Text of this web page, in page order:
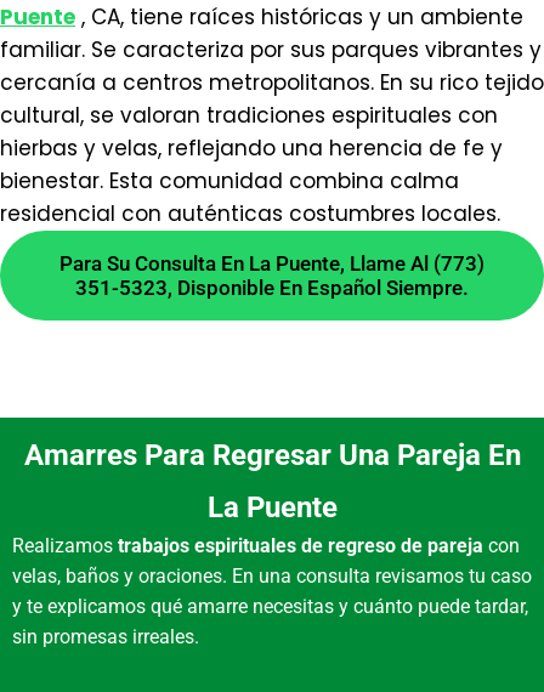
Limpia el área físicamente, ventila y enfoca tu
intención. Puedes usar elementos como palo
santo o incienso de mirra para purificar el
ambiente antes de comenzar.
¿Cuál es el tiempo de un
trabajo espiritual en La
Puente?
explica un marco realista, evitando promesas
de resultados instantáneos.
¿Realizan Amarres De Amor
En La Puente?
Sí, ofrecemos consultas y guía para estos
Puente , CA, tiene raíces históricas y un ambiente
familiar. Se caracteriza por sus parques vibrantes y
cercanía a centros metropolitanos. En su rico tejido
cultural, se valoran tradiciones espirituales con
hierbas y velas, reflejando una herencia de fe y
bienestar. Esta comunidad combina calma
residencial con auténticas costumbres locales.
Para Su Consulta En La Puente, Llame Al (773)
351-5323, Disponible En Español Siempre.
Amarres Para Regresar Una Pareja En
La Puente
Realizamos trabajos espirituales de regreso de pareja con
velas, baños y oraciones. En una consulta revisamos tu caso
y te explicamos qué amarre necesitas y cuánto puede tardar,
sin promesas irreales.